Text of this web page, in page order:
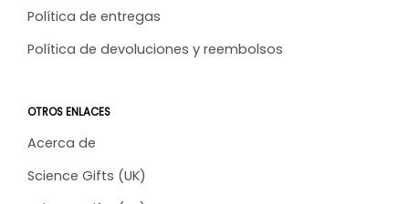
Política de entregas
Política de devoluciones y reembolsos
OTROS ENLACES
Acerca de
Science Gifts (UK)